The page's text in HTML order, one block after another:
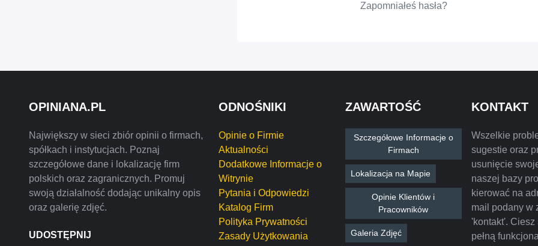
Zapomniałeś hasła?
OPINIANA.PL
Największy w sieci zbiór opinii o firmach,
spółkach i instytucjach. Poznaj
szczegółowe dane i lokalizację firm
polskich oraz zagranicznych. Promuj
swoją działalność dodając unikalny opis
oraz galerię zdjęć.
UDOSTĘPNIJ
ODNOŚNIKI
Opinie o Firmie
Aktualności
Dodatkowe Informacje o
Witrynie
Pytania i Odpowiedzi
Katalog Firm
Polityka Prywatności
Zasady Użytkowania
ZAWARTOŚĆ
Szczegółowe Informacje o
Firmach
Lokalizacja na Mapie
Opinie Klientów i
Pracowników
Galeria Zdjęć
KONTAKT
Wszelkie
sugestie oraz
usunięcie
naszej bazy
kierować na
mail podany w
'kontakt'. Ciesz
pełną